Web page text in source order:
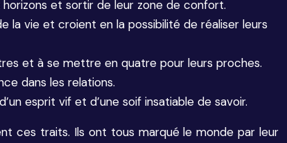
et sortir de leur zone de confort.
la vie et croient en la possibilité de réaliser leurs
et à se mettre en quatre pour leurs proches.
dans les relations.
esprit vif et d’une soif insatiable de savoir.
ces traits. Ils ont tous marqué le monde par leur